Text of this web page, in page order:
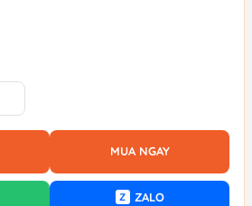
MUA NGAY
Z ZALO